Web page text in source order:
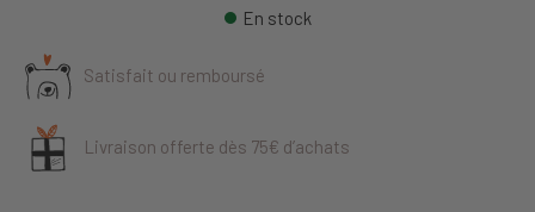
En stock
Satisfait ou remboursé
Livraison offerte dès 75€ d’achats